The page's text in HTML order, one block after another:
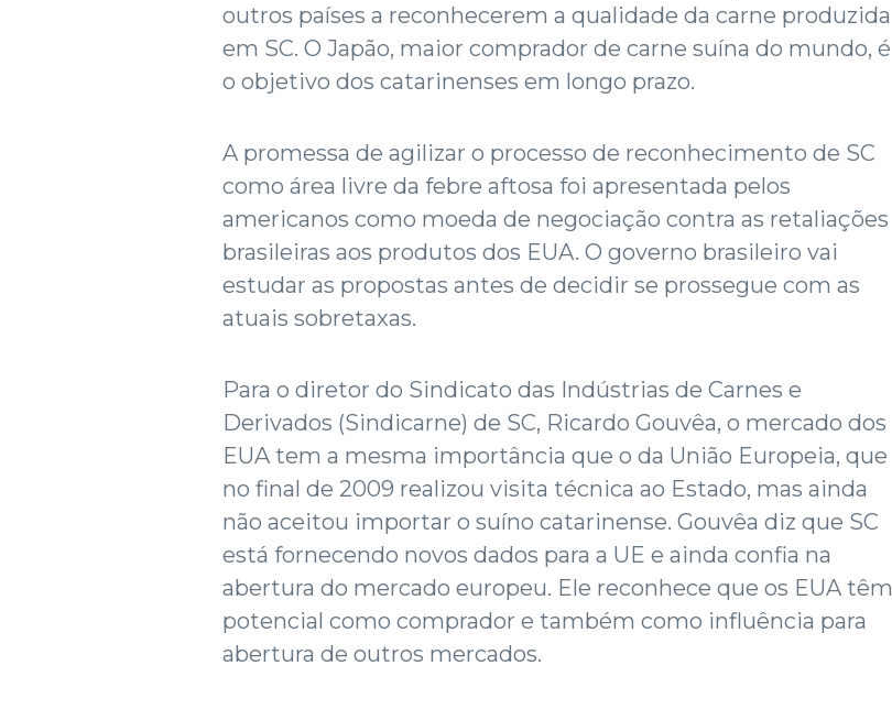
outros países a reconhecerem a qualidade da carne produzida
em SC. O Japão, maior comprador de carne suína do mundo, é
o objetivo dos catarinenses em longo prazo.
A promessa de agilizar o processo de reconhecimento de SC
como área livre da febre aftosa foi apresentada pelos
americanos como moeda de negociação contra as retaliações
brasileiras aos produtos dos EUA. O governo brasileiro vai
estudar as propostas antes de decidir se prossegue com as
atuais sobretaxas.
Para o diretor do Sindicato das Indústrias de Carnes e
Derivados (Sindicarne) de SC, Ricardo Gouvêa, o mercado dos
EUA tem a mesma importância que o da União Europeia, que
no final de 2009 realizou visita técnica ao Estado, mas ainda
não aceitou importar o suíno catarinense. Gouvêa diz que SC
está fornecendo novos dados para a UE e ainda confia na
abertura do mercado europeu. Ele reconhece que os EUA têm
potencial como comprador e também como influência para
abertura de outros mercados.